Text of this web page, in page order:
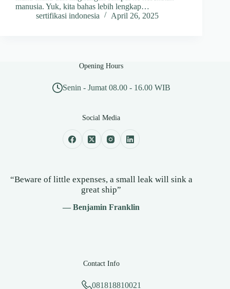
manusia. Yuk, kita bahas lebih lengkap…
sertifikasi indonesia
April 26, 2025
Opening Hours
Senin - Jumat 08.00 - 16.00 WIB
Social Media
“Beware of little expenses, a small leak will sink a
great ship”
— Benjamin Franklin
Contact Info
081818810021